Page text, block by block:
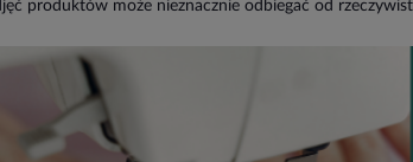
produktów może nieznacznie odbiegać od